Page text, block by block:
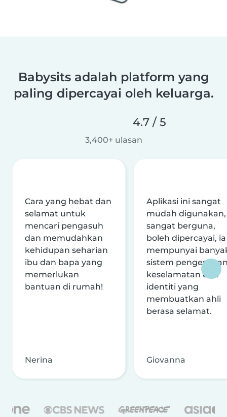
Babysits adalah platform yang
paling dipercayai oleh keluarga.
4.7 / 5
3,400+ ulasan
Cara yang hebat dan
selamat untuk
mencari pengasuh
dan memudahkan
kehidupan seharian
ibu dan bapa yang
memerlukan
bantuan di rumah!
Nerina
Aplikasi ini sangat
mudah digunakan,
sangat berguna,
boleh dipercayai, ia
mempunyai
sistem
keselamatan dan
identiti yang
membuatkan ahli
berasa selamat.
Giovanna